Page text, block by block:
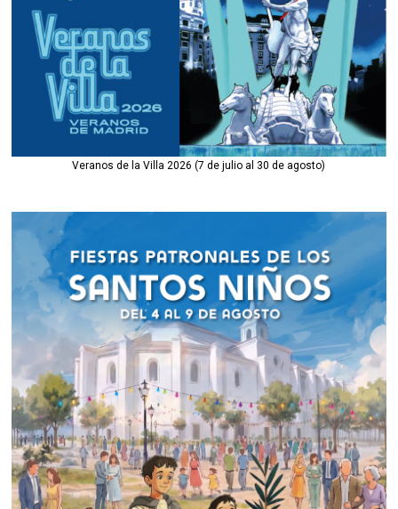
Veranos de la Villa 2026 (7 de julio al 30 de agosto)